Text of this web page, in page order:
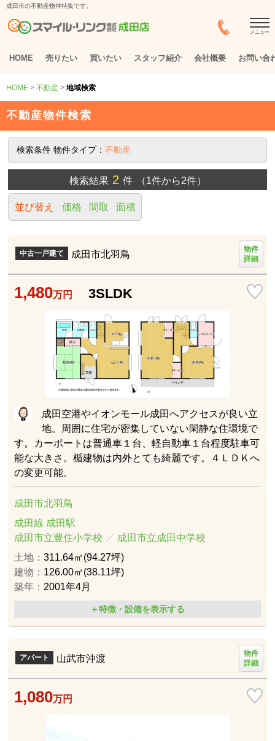
成田市の不動産物件特集です。
メニュー
HOME 売りたい 買いたい スタッフ紹介 会社概要 お問い合
HOME > 不動産 > 地域検索
不動産物件検索
検索条件 物件タイプ：不動産
検索結果2 件 （1件から2件）
並び替え 価格 間取 面積
中古一戸建て 成田市北羽鳥
物件
詳細
1,480万円 3SLDK
成田空港やイオンモール成田へアクセスが良い立
地。周囲に住宅が密集していない閑静な住環境で
す。カーポートは普通車１台、軽自動車１台程度駐車可
能な大きさ。楯建物は内外とても綺麗です。４ＬＤＫへ
の変更可能。
成田市北羽鳥
成田線 成田駅
成田市立豊住小学校 ／ 成田市立成田中学校
土地：311.64㎡(94.27坪)
建物： 126.00㎡(38.11坪)
築年： 2001年4月
＋特徴・設備を表示する
アパート 山武市沖渡
物件
詳細
1,080万円